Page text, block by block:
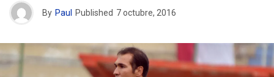
By Paul Published 7 octubre, 2016